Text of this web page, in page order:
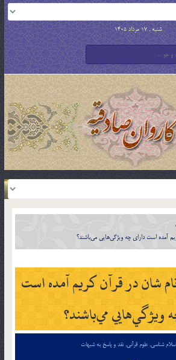
شنبه , 17 مرداد 1405
آمده است داراي چه ويژگي‌هايي مي‌باشند؟
شان در قرآن كريم آمده است
ويژگي‌هايي مي‌باشند؟
اسلام شناسی,علوم قرآنی, نقد و پاسخ به شبهات